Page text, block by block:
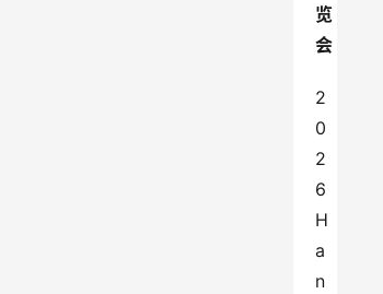
览
会
2
0
2
6
H
a
n